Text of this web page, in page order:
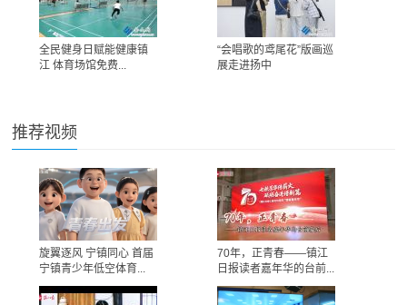
全民健身日赋能健康镇
江 体育场馆免费...
“会唱歌的鸢尾花”版画巡
展走进扬中
推荐视频
旋翼逐风 宁镇同心 首届
宁镇青少年低空体育...
70年，正青春——镇江
日报读者嘉年华的台前...